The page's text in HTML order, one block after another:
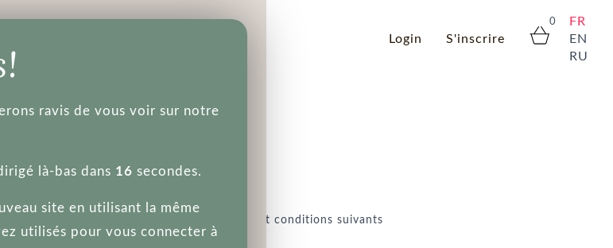
ravis de vous voir sur notre
là-bas dans 16 secondes.
site en utilisant la même
utilisés pour vous connecter à
Login S'inscrire
0
FR
EN
RU
l’acceptation complète des termes et conditions suivants